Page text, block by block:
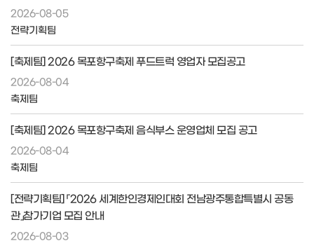
2026-08-05
전략기획팀
[축제팀] 2026 목포항구축제 푸드트럭 영업자 모집공고
2026-08-04
축제팀
[축제팀] 2026 목포항구축제 음식부스 운영업체 모집 공고
2026-08-04
축제팀
[전략기획팀] 「2026 세계한인경제인대회 전남광주통합특별시 공동
관」참가기업 모집 안내
2026-08-03